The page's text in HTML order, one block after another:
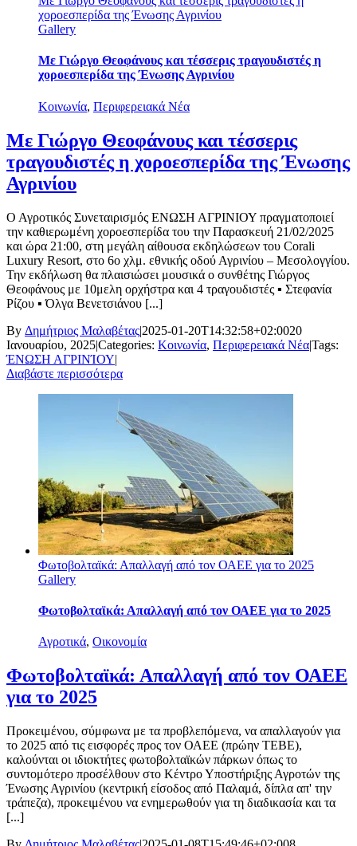
χοροεσπερίδα της Ένωσης Αγρινίου
Gallery
Με Γιώργο Θεοφάνους και τέσσερις τραγουδιστές η
χοροεσπερίδα της Ένωσης Αγρινίου
Κοινωνία, Περιφερειακά Νέα
Με Γιώργο Θεοφάνους και τέσσερις
τραγουδιστές η χοροεσπερίδα της Ένωσης
Αγρινίου
Ο Αγροτικός Συνεταιρισμός ΕΝΩΣΗ ΑΓΡΙΝΙΟΥ πραγματοποιεί
την καθιερωμένη χοροεσπερίδα του την Παρασκευή 21/02/2025
και ώρα 21:00, στη μεγάλη αίθουσα εκδηλώσεων του Corali
Luxury Resort, στο 6ο χλμ. εθνικής οδού Αγρινίου – Μεσολογγίου.
Την εκδήλωση θα πλαισιώσει μουσικά ο συνθέτης Γιώργος
Θεοφάνους με 10μελη ορχήστρα και 4 τραγουδιστές ▪ Στεφανία
Ρίζου ▪ Όλγα Βενετσιάνου [...]
By Δημήτριος Μαλαβέτας|2025-01-20T14:32:58+02:0020
Ιανουαρίου, 2025|Categories: Κοινωνία, Περιφερειακά Νέα|Tags:
ΈΝΩΣΗ ΑΓΡΙΝΊΟΥ|
Διαβάστε περισσότερα
Φωτοβολταϊκά: Απαλλαγή από τον ΟΑΕΕ για το 2025
Gallery
Φωτοβολταϊκά: Απαλλαγή από τον ΟΑΕΕ για το 2025
Αγροτικά, Οικονομία
Φωτοβολταϊκά: Απαλλαγή από τον ΟΑΕΕ
για το 2025
Προκειμένου, σύμφωνα με τα προβλεπόμενα, να απαλλαγούν για
το 2025 από τις εισφορές προς τον ΟΑΕΕ (πρώην ΤΕΒΕ),
καλούνται οι ιδιοκτήτες φωτοβολταϊκών πάρκων όπως το
συντομότερο προσέλθουν στο Κέντρο Υποστήριξης Αγροτών της
Ένωσης Αγρινίου (κεντρική είσοδος από Παλαμά, δίπλα απ' την
τράπεζα), προκειμένου να ενημερωθούν για τη διαδικασία και τα
[...]